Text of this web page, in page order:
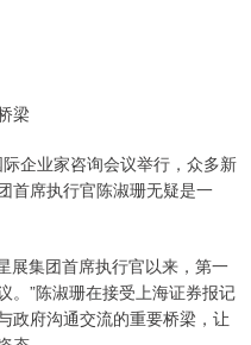
梁
企业家咨询会议举行，众多新
首席执行官陈淑珊无疑是一
集团首席执行官以来，第一
。”陈淑珊在接受上海证券报记
政府沟通交流的重要桥梁，让